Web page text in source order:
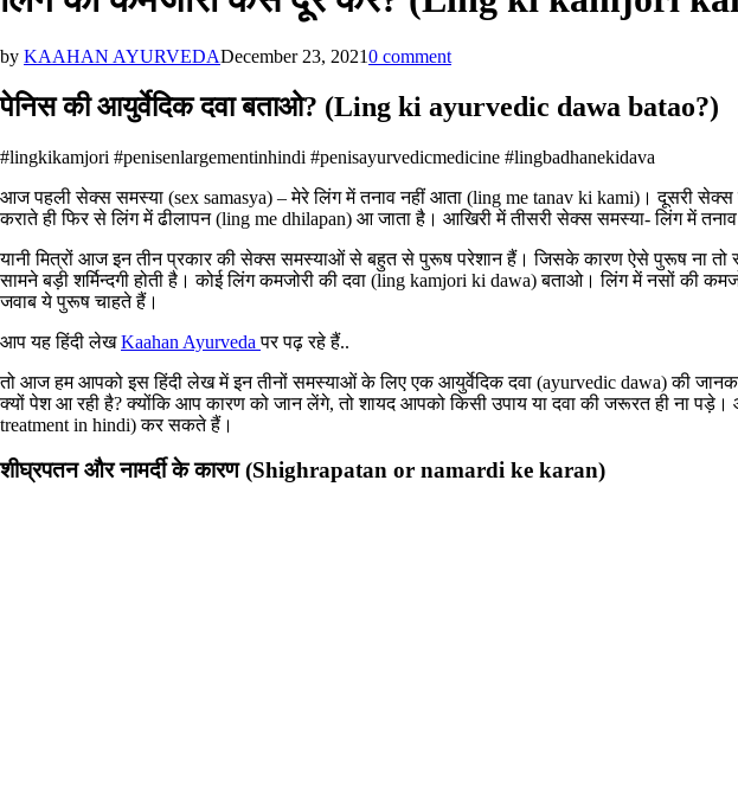
by KAAHAN AYURVEDADecember 23, 20210 comment
पेनिस की आयुर्वेदिक दवा बताओ? (Ling ki ayurvedic dawa batao?)
#lingkikamjori #penisenlargementinhindi #penisayurvedicmedicine #lingbadhanekidava
आज पहली सेक्स समस्या (sex samasya) – मेरे लिंग में तनाव नहीं आता (ling me tanav ki kami)। दूसरी
कराते ही फिर से लिंग में ढीलापन (ling me dhilapan) आ जाता है। आखिरी में तीसरी सेक्स समस्या- लिंग में
यानी मित्रों आज इन तीन प्रकार की सेक्स समस्याओं से बहुत से पुरूष परेशान हैं। जिसके कारण ऐसे पुरूष ना तो
सामने बड़ी शर्मिन्दगी होती है। कोई लिंग कमजोरी की दवा (ling kamjori ki dawa) बताओ। लिंग में नसों की
जवाब ये पुरूष चाहते हैं।
आप यह हिंदी लेखKaahan Ayurvedaपर पढ़ रहे हैं..
तो आज हम आपको इस हिंदी लेख में इन तीनों समस्याओं के लिए एक आयुर्वेदिक दवा (ayurvedic dawa) की
क्यों पेश आ रही है? क्योंकि आप कारण को जान लेंगे, तो शायद आपको किसी उपाय या दवा की जरूरत ही ना
treatment in hindi) कर सकते हैं।
शीघ्रपतन और नामर्दी के कारण (Shighrapatan or namardi ke karan)